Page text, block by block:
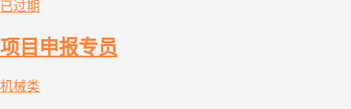
已过期
项目申报专员
机械类